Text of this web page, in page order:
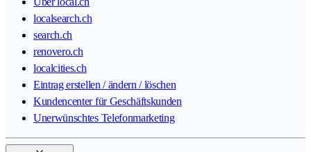
localsearch.ch
search.ch
renovero.ch
localcities.ch
Eintrag erstellen / ändern / löschen
Kundencenter für Geschäftskunden
Unerwünschtes Telefonmarketing